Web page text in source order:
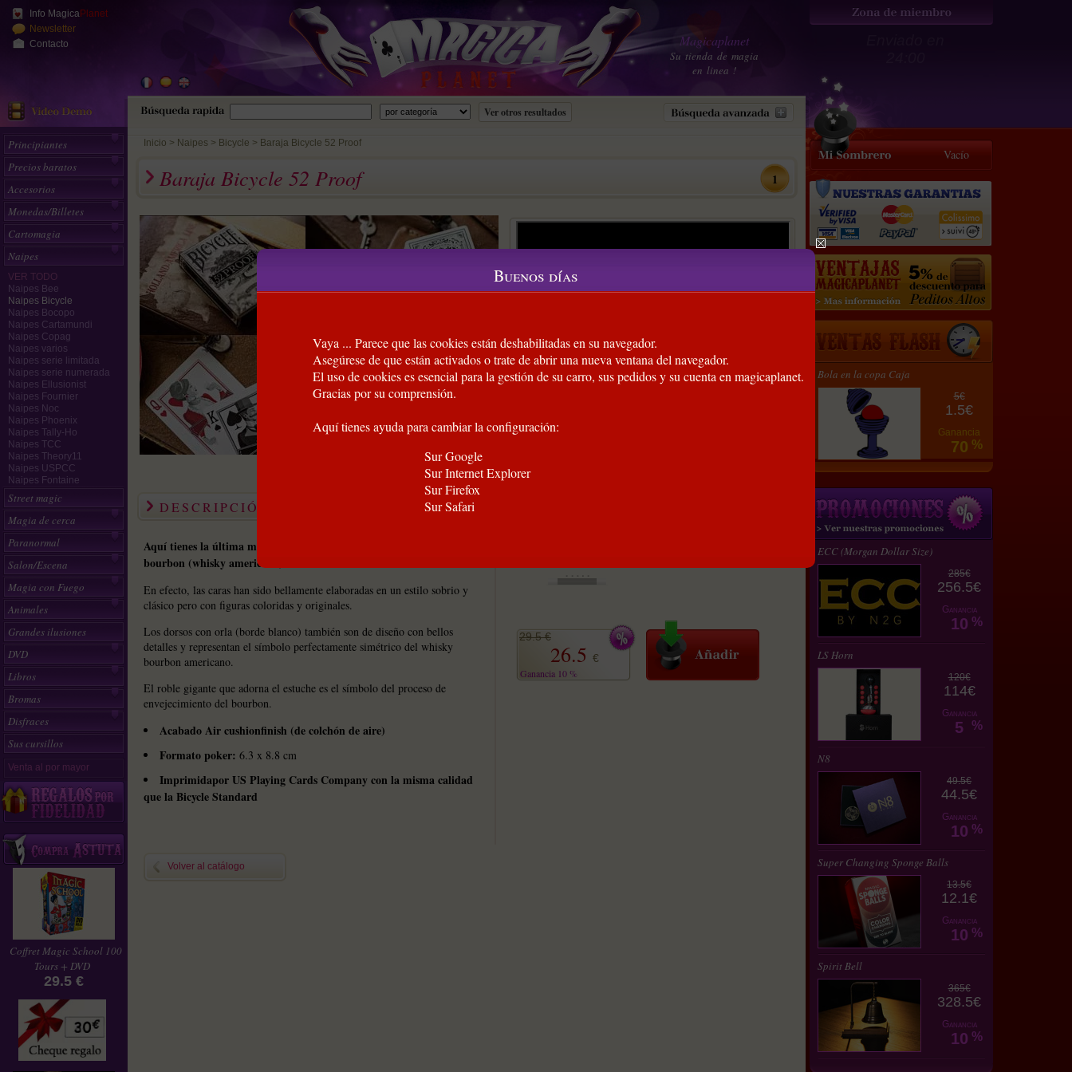
Info MagicaPlanet
Newsletter
Contacto
Magicaplanet
Su tienda de magia
en linea !
Principiantes
Precios baratos
Accesorios
Monedas/Billetes
Cartomagia
Naipes
VER TODO
Naipes Bee
Naipes Bicycle
Naipes Bocopo
Naipes Cartamundi
Naipes Copag
Naipes varios
Naipes serie limitada
Naipes serie numerada
Naipes Ellusionist
Naipes Fournier
Naipes Noc
Naipes Phoenix
Naipes Tally-Ho
Naipes TCC
Naipes Theory11
Naipes USPCC
Naipes Fontaine
Street magic
Magia de cerca
Paranormal
Salon/Escena
Magia con Fuego
Animales
Grandes ilusiones
DVD
Libros
Bromas
Disfraces
Sus cursillos
Venta al por mayor
Coffret Magic School 100
Tours + DVD
29.5 €
Inicio > Naipes Bicycle Baraja Bicycle 52 Proof
Baraja Bicycle 52 Proof 1
DESCRIPCIÓN
Aquí tienes la última maravilla de Bicycle que rinde homenaje al
bourbon (whiskyamericano).
En efecto, las caras han sido bellamente elaboradas en un estilo sobrio y
clásico pero con figuras coloridas y originales.
Los dorsos con orla (borde blanco) también son de diseño con bellos
detalles y representan el símbolo perfectamente simétrico del whisky
bourbon americano.
El roble gigante que adorna el estuche es el símbolo del proceso de
envejecimiento del bourbon.
Acabado Air cushionfinish (de colchón de aire)
Formato poker: 6.3 x 8.8 cm
Imprimidapor US Playing Cards Company con la misma calidad
que la Bicycle Standard
Volver al catálogo
29.5 €
26.5 €
Ganancia 10 %
Vacío
Bola en la copa Caja
5€
1.5€
Ganancia
70 %
ECC (Morgan Dollar Size)
285€
256.5€
Ganancia
10 %
LS Horn
120€
114€
Ganancia
5 %
N8
49.5€
44.5€
Ganancia
10 %
Super Changing Sponge Balls
13.5€
12.1€
Ganancia
10 %
Spirit Bell
365€
328.5€
Ganancia
10 %
Buenos días
Vaya ... Parece que las cookies están deshabilitadas en su navegador.
Asegúrese de que están activados o trate de abrir una nueva ventana del navegador.
El uso de cookies es esencial para la gestión de su carro, sus pedidos y su cuenta en magicaplanet.
Gracias por su comprensión.
Aquí tienes ayuda para cambiar la configuración:
Sur Google
Sur Internet Explorer
Sur Firefox
Sur Safari